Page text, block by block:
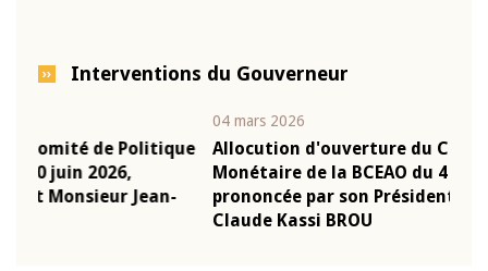
Interventions du Gouverneur
Allocution d'ouverture du Comité de Politique
Monétaire de la BCEAO du 4 mars 2026,
prononcée par son Président Monsieur Jean-